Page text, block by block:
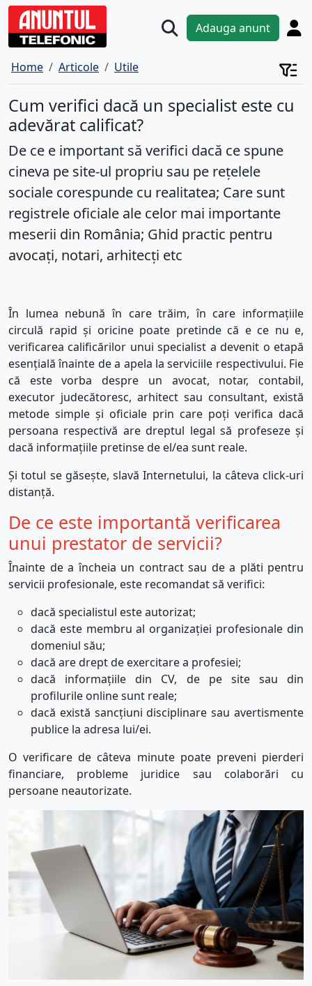
Adauga anunt
Home Articole Utile
Cum verifici dacă un specialist este cu
adevărat calificat?
De ce e important să verifici dacă ce spune
cineva pe site-ul propriu sau pe rețelele
sociale corespunde cu realitatea; Care sunt
registrele oficiale ale celor mai importante
meserii din România; Ghid practic pentru
avocați, notari, arhitecți etc
În lumea nebună în care trăim, în care informațiile
circulă rapid și oricine poate pretinde că e ce nu e,
verificarea calificărilor unui specialist a devenit o etapă
esențială înainte de a apela la serviciile respectivului. Fie
că este vorba despre un avocat, notar, contabil,
executor judecătoresc, arhitect sau consultant, există
metode simple și oficiale prin care poți verifica dacă
persoana respectivă are dreptul legal să profeseze și
dacă informațiile pretinse de el/ea sunt reale.
Și totul se găsește, slavă Internetului, la câteva click-uri
distanță.
De ce este importantă verificarea
unui prestator de servicii?
Înainte de a încheia un contract sau de a plăti pentru
servicii profesionale, este recomandat să verifici:
dacă specialistul este autorizat;
dacă este membru al organizației profesionale din
domeniul său;
dacă are drept de exercitare a profesiei;
dacă informațiile din CV, de pe site sau din
profilurile online sunt reale;
dacă există sancțiuni disciplinare sau avertismente
publice la adresa lui/ei.
O verificare de câteva minute poate preveni pierderi
financiare, probleme juridice sau colaborări cu
persoane neautorizate.